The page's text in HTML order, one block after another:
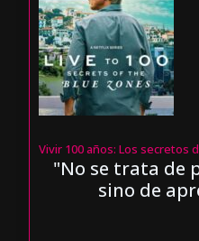
Vivir 100 años: Los secretos
"No se trata de
sino de